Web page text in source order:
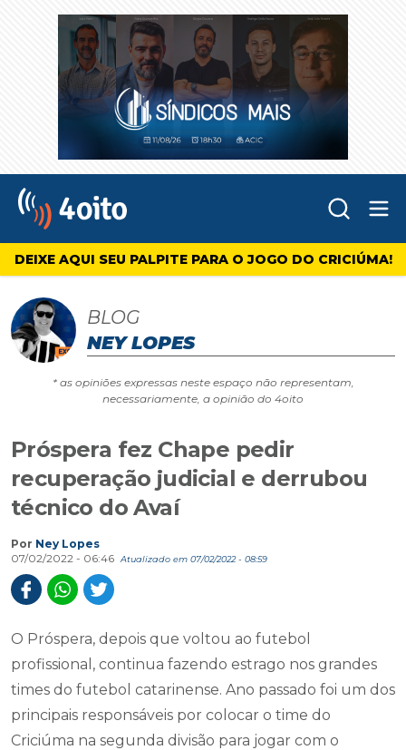
4oito
DEIXE AQUI SEU PALPITE PARA O JOGO DO CRICIÚMA!
BLOG
NEY LOPES
* as opiniões expressas neste espaço não representam,
necessariamente, a opinião do 4oito
Próspera fez Chape pedir
recuperação judicial e derrubou
técnico do Avaí
Por Ney Lopes
07/02/2022 - 06:46
Atualizado em 07/02/2022 - 08:59
O Próspera, depois que voltou ao futebol
profissional, continua fazendo estrago nos grandes
times do futebol catarinense. Ano passado foi um dos
principais responsáveis por colocar o time do
Criciúma na segunda divisão para jogar com o